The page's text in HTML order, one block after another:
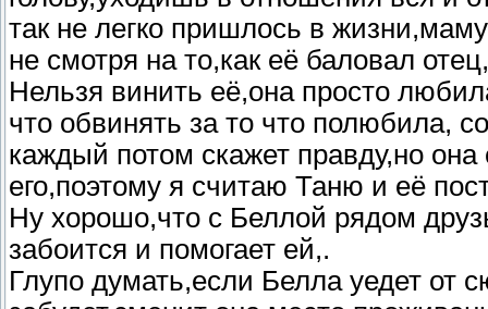
так не легко пришлось в
не смотря на то,как её баловал
Нельзя винить её,она просто
что обвинять за то что полюбила,
каждый потом скажет правду,но она
его,поэтому я считаю Таню и её
Ну хорошо,что с Беллой рядом
забоится и помогает ей,.
Глупо думать,если Белла уедет от